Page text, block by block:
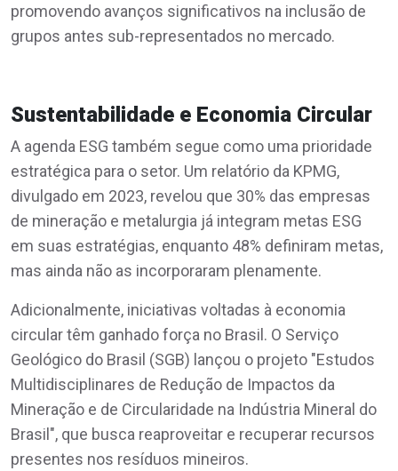
promovendo avanços significativos na inclusão de
grupos antes sub-representados no mercado.
Sustentabilidade e Economia Circular
A agenda ESG também segue como uma prioridade
estratégica para o setor. Um relatório da KPMG,
divulgado em 2023, revelou que 30% das empresas
de mineração e metalurgia já integram metas ESG
em suas estratégias, enquanto 48% definiram metas,
mas ainda não as incorporaram plenamente.
Adicionalmente, iniciativas voltadas à economia
circular têm ganhado força no Brasil. O Serviço
Geológico do Brasil (SGB) lançou o projeto "Estudos
Multidisciplinares de Redução de Impactos da
Mineração e de Circularidade na Indústria Mineral do
Brasil", que busca reaproveitar e recuperar recursos
presentes nos resíduos mineiros.